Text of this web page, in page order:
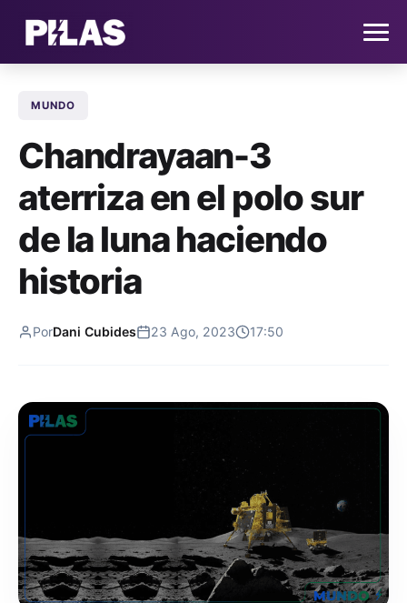
NOTICIAS
QUIÉNES SOMOS
CONTACTO
SUSCRÍBETE
MUNDO
Chandrayaan-3
aterriza en el polo sur
de la luna haciendo
historia
PorDani Cubides 23 Ago, 2023 17:50